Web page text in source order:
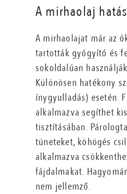
A mirhaolaj
A mirhaolajat már az
tartották gyógyító és
sokoldalúan
Különösen hatékony
ínygyulladás) esetén.
alkalmazva segíthet
tisztításában.
tüneteket, köhögés
alkalmazva
fájdalmakat.
nem jellemző.